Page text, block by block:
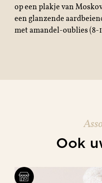
op een plakje van
een glanzende
met amandel-oublies (8-
Ook